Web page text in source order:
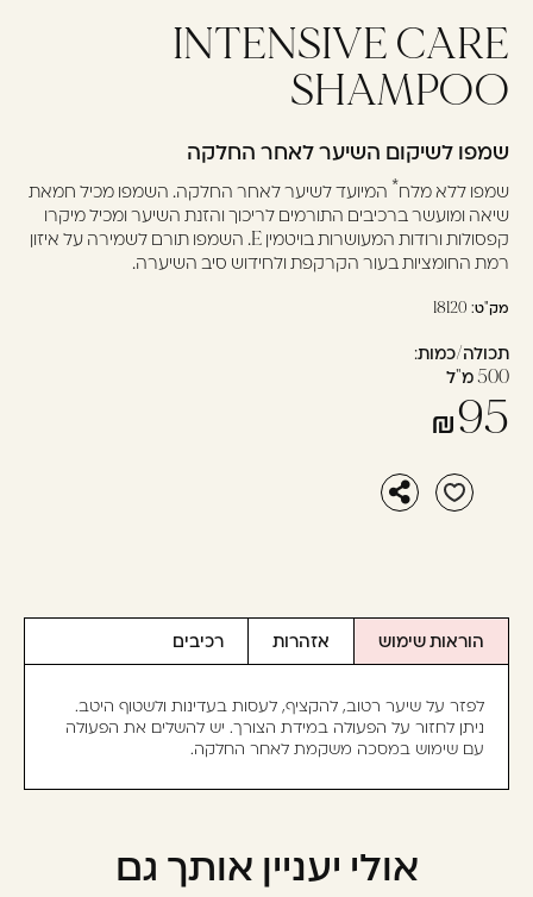
עוד לא נרשמתם? יאללה,
תצטרפו!
להרשמה
INTENSIVE CARE
SHAMPOO
שמפו לשיקום השיער לאחר החלקה
שמפו ללא מלח* המיועד לשיער לאחר החלקה. השמפו מכיל חמאת
שיאה ומועשר ברכיבים התורמים לריכוך והזנת השיער ומכיל מיקרו
קפסולות ורודות המעושרות בויטמין E. השמפו תורם לשמירה על איזון
רמת החומציות בעור הקרקפת ולחידוש סיב השיערה.
מק"ט: 18120
תכולה/כמות:
500 מ"ל
95
הוראות שימוש אזהרות רכיבים
לפזר על שיער רטוב, להקציף, לעסות בעדינות ולשטוף היטב.
ניתן לחזור על הפעולה במידת הצורך. יש להשלים את הפעולה
עם שימוש במסכה משקמת לאחר החלקה.
אולי יעניין אותך גם